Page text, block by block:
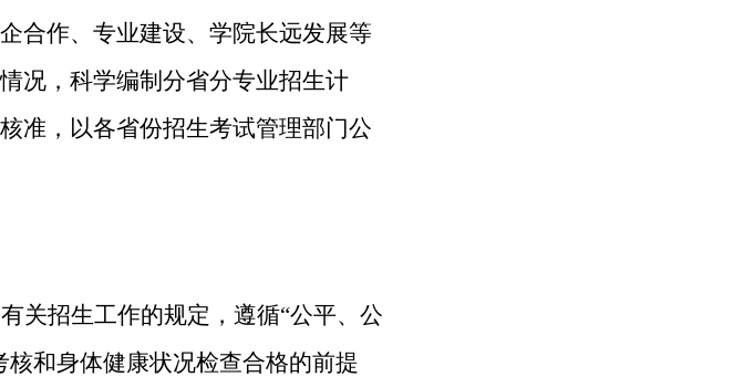
合作、专业建设、学院长远发展等
况 ， 科学编制分省分专业招生计
准，以各省份招生考试管理部门公
有关招生工作的规定，遵循“公平、公
核和身体健康状况检查合格的前提